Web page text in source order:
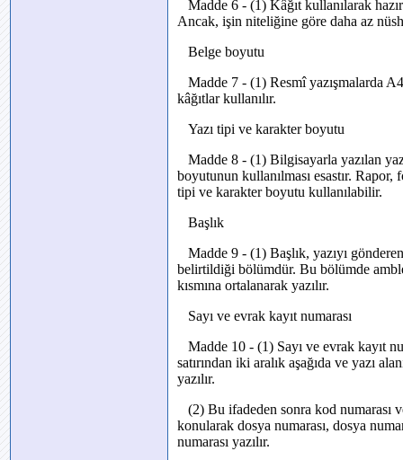
Madde 6 - (1) Kâğıt kullanılarak
Ancak, işin niteliğine göre daha az
Belge boyutu
Madde 7 - (1) Resmî yazışmalarda
kâğıtlar kullanılır.
Yazı tipi ve karakter boyutu
Madde 8 - (1) Bilgisayarla yazılan
boyutunun kullanılması esastır.
tipi ve karakter boyutu kullanılabilir.
Başlık
Madde 9 - (1) Başlık, yazıyı
belirtildiği bölümdür. Bu bölümde
kısmına ortalanarak yazılır.
Sayı ve evrak kayıt numarası
Madde 10 - (1) Sayı ve evrak kayıt
satırından iki aralık aşağıda ve yazı
yazılır.
(2) Bu ifadeden sonra kod numarası
konularak dosya numarası, dosya
numarası yazılır.